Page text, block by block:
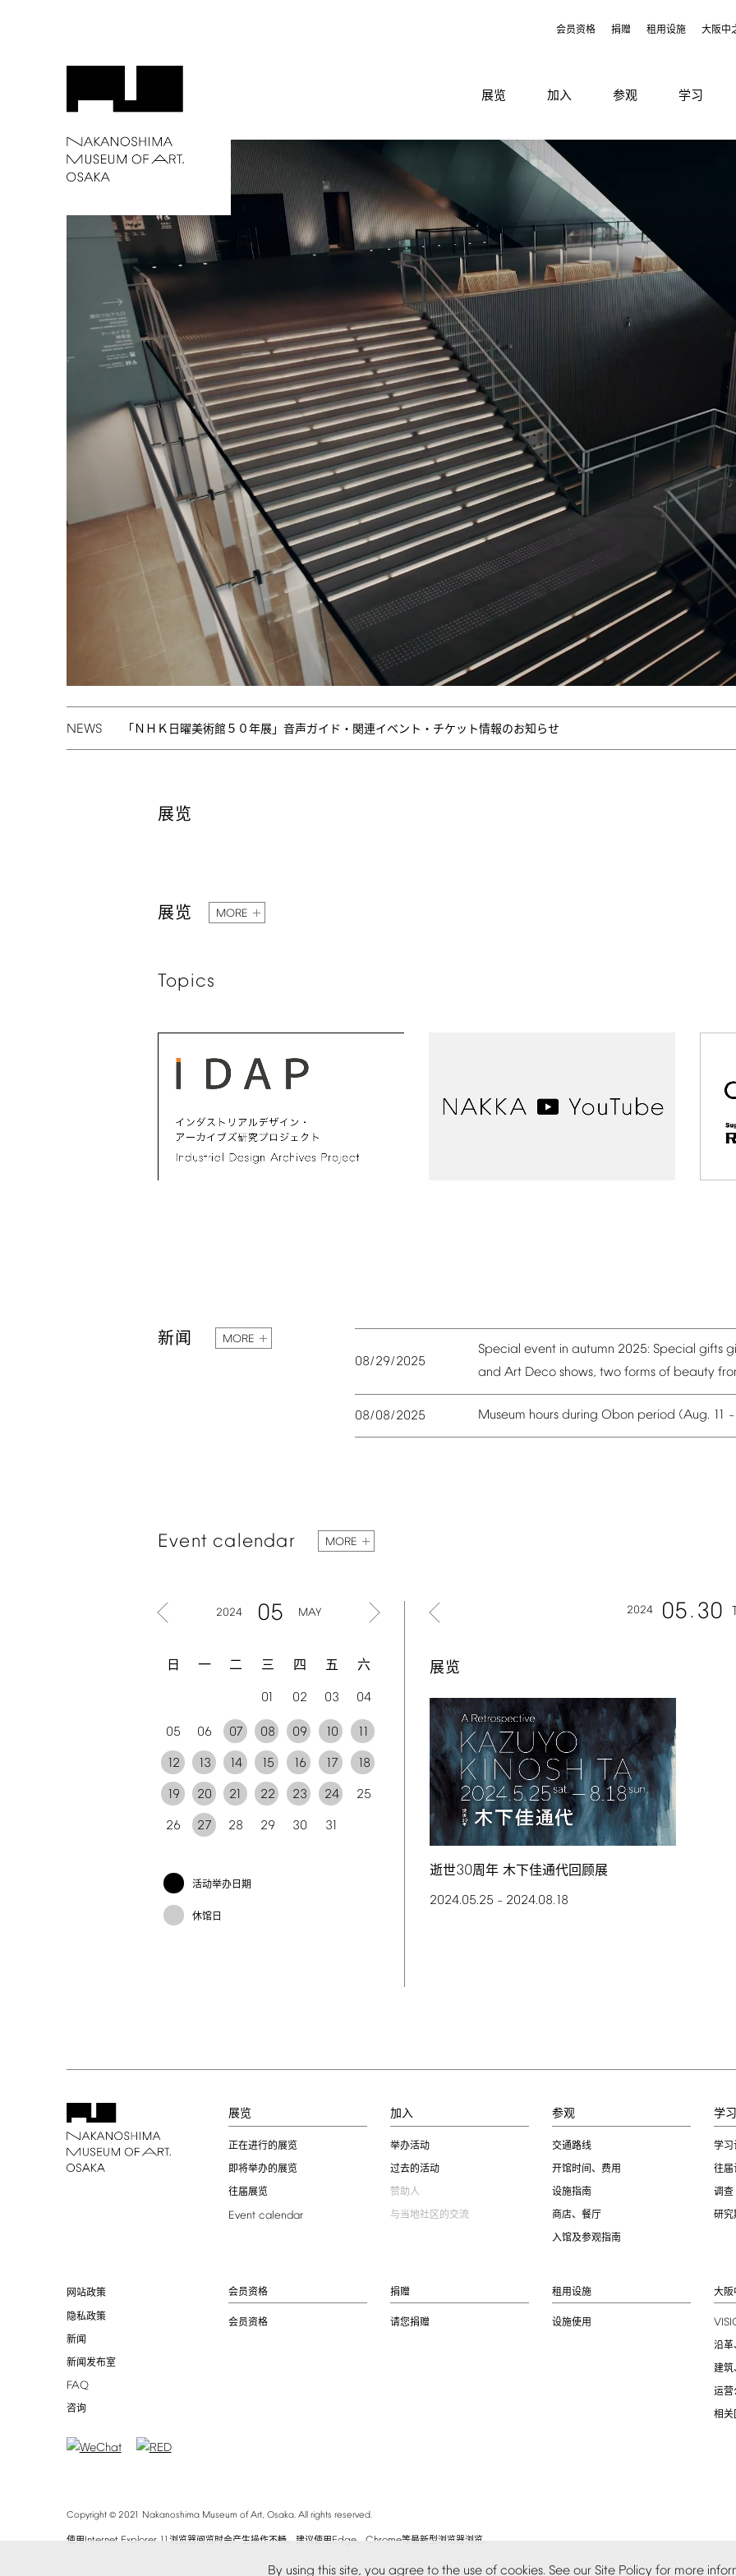
By using this site, you agree to the use of cookies. See our Site Policy for more
会员资格 捐赠 租用设施 大阪中
展览 加入 参观 学习
NEWS 「ＮＨＫ日曜美術館５０年展」音声ガイド・関連イベント・チケット情報のお知らせ
展览
展览 MORE
Topics
新闻 MORE
08/29/2025
Special event in autumn 2025: Special gifts
and Art Deco shows, two forms of beauty
08/08/2025 Museum hours during Obon period (Aug. 11
Event calendar MORE
2024 05 MAY
日 一 二 三 四 五 六
01 02 03 04
05 06 07 08 09 10 11
12 13 14 15 16 17 18
19 20 21 22 23 24 25
26 27 28 29 30 31
活动举办日期
休馆日
2024 05 30
展览
逝世30周年 木下佳通代回顾展
2024.05.25 – 2024.08.18
展览
正在进行的展览
即将举办的展览
往届展览
Event calendar
加入
举办活动
过去的活动
赞助人
与当地社区的交流
参观
交通路线
开馆时间、费用
设施指南
商店、餐厅
入馆及参观指南
学习
学习
往届
调查
研究
网站政策
隐私政策
新闻
新闻发布室
FAQ
咨询
会员资格
会员资格
捐赠
请您捐赠
租用设施
设施使用
大阪
沿革
建筑
运营
相关
Copyright© 2021 Nakanoshima Museum of Art, Osaka. All rights reserved.
使用Internet Explorer 11 浏览器阅览时会产生操作不畅。建议使用Edge、 Chrome等最新型浏览器浏览。